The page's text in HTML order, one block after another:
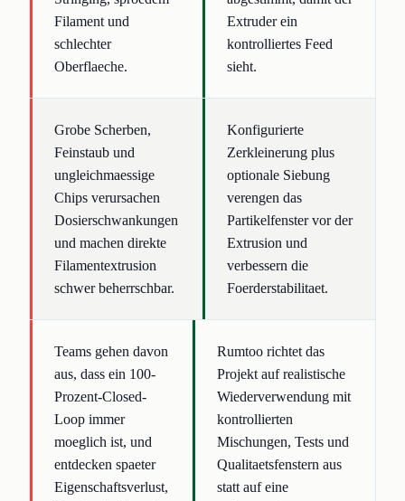
Filament und
schlechter
Oberflaeche.
Extruder ein
kontrolliertes Feed
sieht.
Grobe Scherben,
Feinstaub und
ungleichmaessige
Chips verursachen
Dosierschwankungen
und machen direkte
Filamentextrusion
schwer beherrschbar.
Konfigurierte
Zerkleinerung plus
optionale Siebung
verengen das
Partikelfenster vor der
Extrusion und
verbessern die
Foerderstabilitaet.
Teams gehen davon
aus, dass ein 100-
Prozent-Closed-
Loop immer
moeglich ist, und
entdecken spaeter
Eigenschaftsverlust,
Rumtoo richtet das
Projekt auf realistische
Wiederverwendung mit
kontrollierten
Mischungen, Tests und
Qualitaetsfenstern aus
statt auf eine